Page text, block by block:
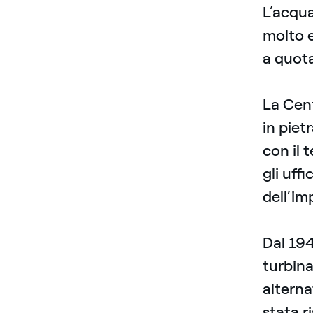
molto
a
La
in
con il
gli
Dal